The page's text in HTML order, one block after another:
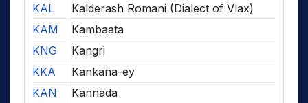
KAL
Kalderash Romani (Dialect of Vlax)
KAM
Kambaata
KNG
Kangri
KKA
Kankana-ey
KAN
Kannada